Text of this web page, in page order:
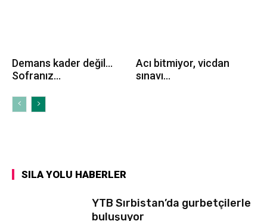
Demans kader değil…
Sofranız...
Acı bitmiyor, vicdan
sınavı...
SILA YOLU HABERLER
YTB Sırbistan’da gurbetçilerle
buluşuyor